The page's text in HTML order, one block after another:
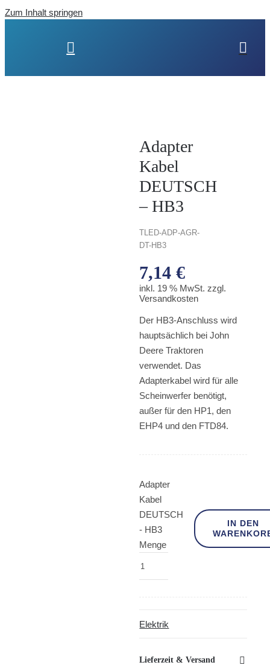
Zum Inhalt springen
Adapter
Kabel
DEUTSCH
– HB3
TLED-ADP-AGR-
DT-HB3
7,14€
inkl. 19 % MwSt. zzgl.
Versandkosten
Der HB3-Anschluss wird
hauptsächlich bei John
Deere Traktoren
verwendet. Das
Adapterkabel wird für alle
Scheinwerfer benötigt,
außer für den HP1, den
EHP4 und den FTD84.
Adapter
Kabel
DEUTSCH
- HB3
Menge
IN DEN
Elektrik
Lieferzeit & Versand